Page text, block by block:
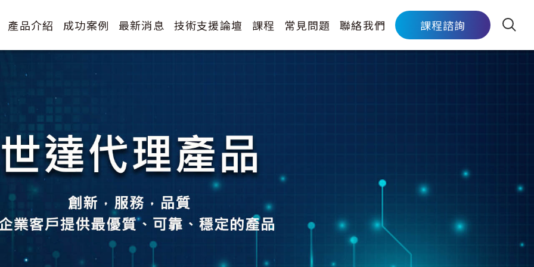
產品介紹 成功案例 最新消息 技術支援論壇 課程 常見問題 聯絡我們 課程諮詢